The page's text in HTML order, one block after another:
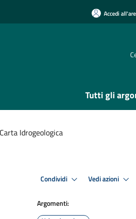
Accedi
Tutti gli
Idrogeologica
Condividi Vedi azioni
Argomenti: